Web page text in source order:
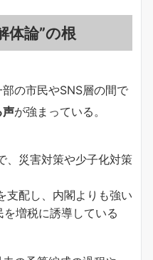
体論”の根
の市民やSNS層の間で
声が強まっている。
、災害対策や少子化対策
支配し、内閣よりも強い
を増税に誘導している